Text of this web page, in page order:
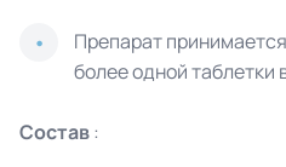
Препарат
более одной таблетки
Состав: